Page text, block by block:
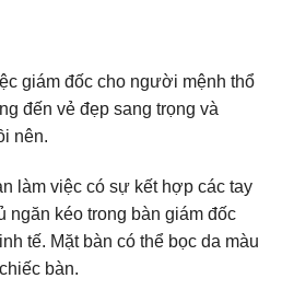
giám đốc cho người mệnh thổ
đến vẻ đẹp sang trọng và
nên.
làm việc có sự kết hợp các tay
ngăn kéo trong bàn giám đốc
tế. Mặt bàn có thể bọc da màu
bàn.